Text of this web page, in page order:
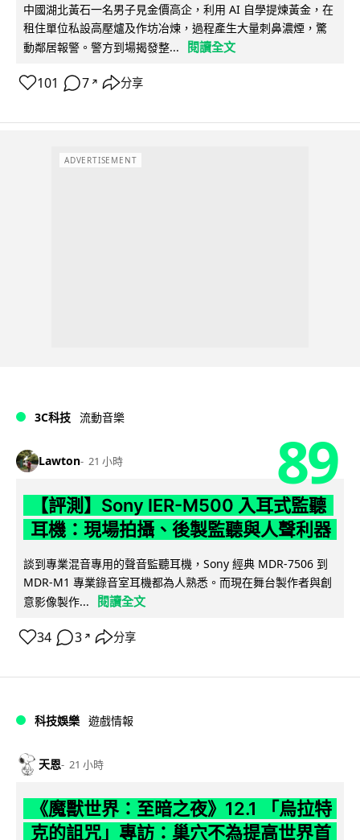
中國湖北黃石一名男子見金價高企，利用 AI 自學提煉黃金，在
租住單位私設高壓爐及作坊冶煉，過程產生大量刺鼻濃煙，驚
動鄰居報警。警方到場揭發整...
閱讀全文
101 7 ↗ 分享
ADVERTISEMENT
3C科技 流動音樂
Lawton 21 小時 89
【評測】Sony IER-M500 入耳式監聽
耳機：現場拍攝、後製監聽與人聲利器
談到專業混音專用的聲音監聽耳機，Sony 經典 MDR-7506 到
MDR-M1 專業錄音室耳機都為人熟悉。而現在舞台製作者與創
意影像製作...
閱讀全文
34 3 ↗ 分享
科技娛樂 遊戲情報
天恩 21 小時
《魔獸世界：至暗之夜》12.1 「烏拉特
克的詛咒」專訪：巢穴不為提高世界首